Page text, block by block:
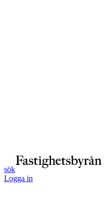
sök
Logga in